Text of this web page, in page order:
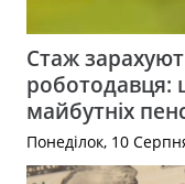
Стаж
роботодавця:
майбутніх
Понеділок, 10